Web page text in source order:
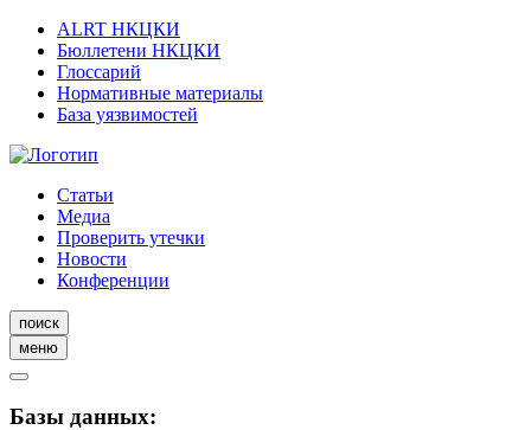
ALRT НКЦКИ
Бюллетени НКЦКИ
Глоссарий
Нормативные материалы
База уязвимостей
Статьи
Медиа
Проверить утечки
Новости
Конференции
поиск
меню
Базы данных: